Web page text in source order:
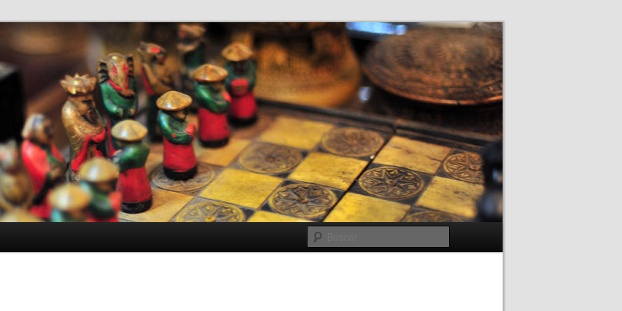
de Bachillerato